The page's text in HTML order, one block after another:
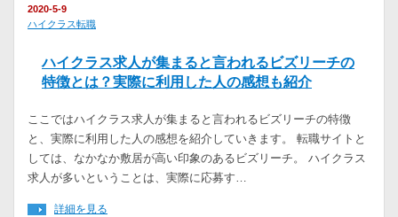
2020-5-9
ハイクラス転職
ハイクラス求人が集まると言われるビズリーチの
特徴とは？実際に利用した人の感想も紹介
ここではハイクラス求人が集まると言われるビズリーチの特徴
と、実際に利用した人の感想を紹介していきます。 転職サイトと
しては、なかなか敷居が高い印象のあるビズリーチ。 ハイクラス
求人が多いということは、実際に応募す…
詳細を見る